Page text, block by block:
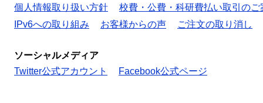
個人情報取り扱い方針
校費・公費・科研費払い取引のご
IPv6への取り組み
お客様からの声 ご注文の取り消し
ソーシャルメディア
Twitter公式アカウント
Facebook公式ページ